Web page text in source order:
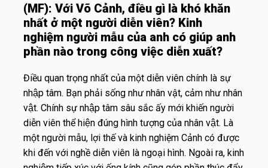
(MF): Với Võ Cảnh, điều gì là khó khăn
nhất ở một người diễn viên? Kinh
nghiệm người mẫu của anh có giúp anh
phần nào trong công việc diễn xuất?
Điều quan trọng nhất của một diễn viên chính là sự
nhập tâm. Bạn phải sống như nhân vật, cảm như nhân
vật. Chính sự nhập tâm sâu sắc ấy mới khiến người
diễn viên thể hiện đúng hình tượng của nhân vật. Là
một người mẫu, lợi thế và kinh nghiệm Cảnh có được
khi đến với nghề diễn viên là ngoại hình. Ngoài ra, kinh